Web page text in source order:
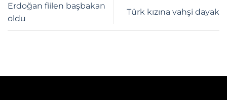
Erdoğan fiilen başbakan
oldu
Türk kızına vahşi dayak